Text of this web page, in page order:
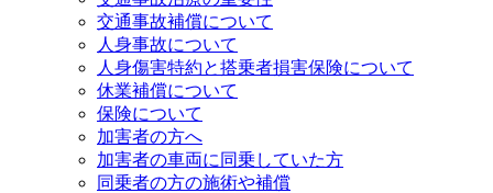
交通事故補償について
人身事故について
人身傷害特約と搭乗者損害保険について
休業補償について
保険について
加害者の方へ
加害者の車両に同乗していた方
同乗者の方の施術や補償